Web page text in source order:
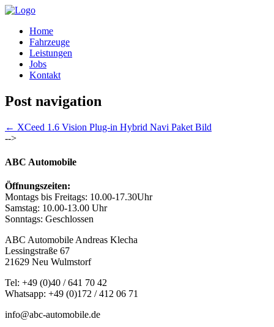
Home
Fahrzeuge
Leistungen
Jobs
Kontakt
Post navigation
← XCeed 1.6 Vision Plug-in Hybrid Navi Paket Bild
-->
ABC Automobile
Öffnungszeiten:
Montags bis Freitags: 10.00-17.30Uhr
Samstag: 10.00-13.00 Uhr
Sonntags: Geschlossen
ABC Automobile Andreas Klecha
Lessingstraße 67
21629 Neu Wulmstorf
Tel: +49 (0)40 / 641 70 42
Whatsapp: +49 (0)172 / 412 06 71
info@abc-automobile.de